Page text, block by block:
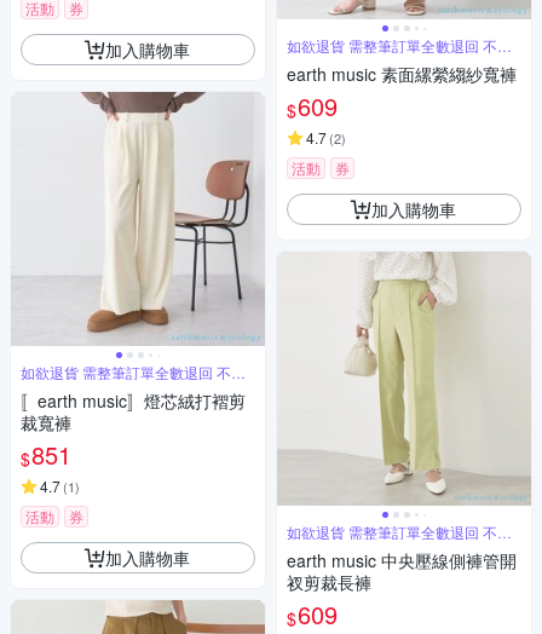
活動 券
加入購物車
如欲退貨 需整筆訂單全數退回 不能
單退
〚earth music〛燈芯絨打褶剪
裁寬褲
$851
4.7(1)
活動 券
加入購物車
如欲退貨 需整筆訂單全數退回 不能
單退
earth music 素面縲縈縐紗寬褲
$609
4.7(2)
活動 券
加入購物車
如欲退貨 需整筆訂單全數退回 不能
單退
earth music 中央壓線側褲管開
衩剪裁長褲
$609